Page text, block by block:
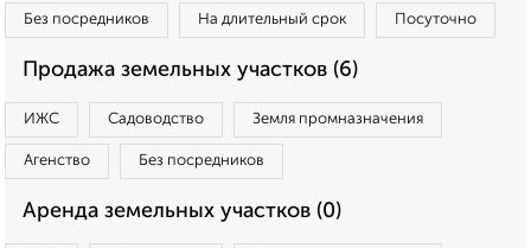
Без посредников На длительный срок Посуточно
Продажа земельных участков (6)
ИЖС Садоводство Земля промназначения
Агенство Без посредников
Аренда земельных участков (0)